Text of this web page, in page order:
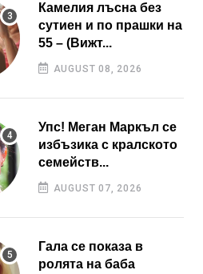
Камелия лъсна без
сутиен и по прашки на
55 – (Вижт...
AUGUST 08, 2026
Упс! Меган Маркъл се
избъзика с кралското
семейств...
AUGUST 07, 2026
Гала се показа в
ролята на баба